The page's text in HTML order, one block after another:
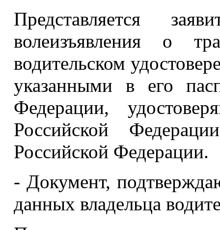
Представляется
волеизъявления о
водительском
указанными в его
Федерации,
Российской
Российской Федерации.
- Документ,
данных владельца